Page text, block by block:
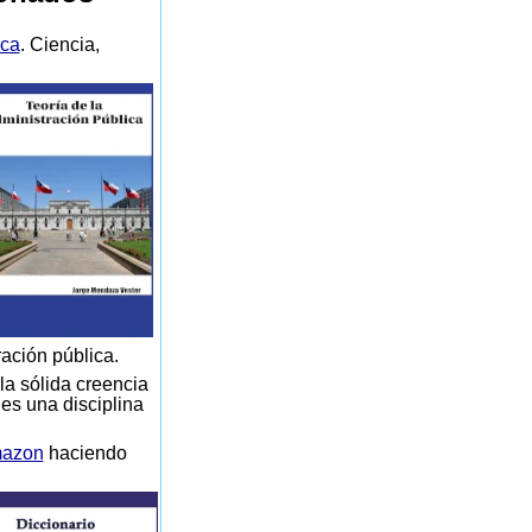
. Ciencia,
pública.
sólida creencia
una disciplina
haciendo